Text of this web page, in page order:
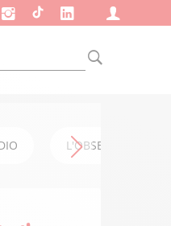
L'OBSERVATOIRE